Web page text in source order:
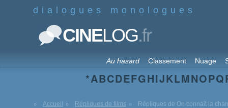
dialogues monologues
CINELOG.fr
Au hasard Classement Nuage
*ABCDEFGHIJKLMNOPQ
Accueil Répliques de films Répliques de On connaît la